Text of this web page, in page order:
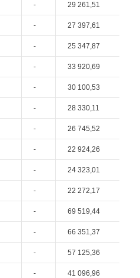
- 29 261,51
- 27 397,61
- 25 347,87
- 33 920,69
- 30 100,53
- 28 330,11
- 26 745,52
- 22 924,26
- 24 323,01
- 22 272,17
- 69 519,44
- 66 351,37
- 57 125,36
- 41 096,96